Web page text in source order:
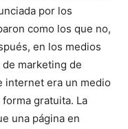
por los
como los que no,
en los medios
marketing de
internet era un medio
gratuita. La
una página en